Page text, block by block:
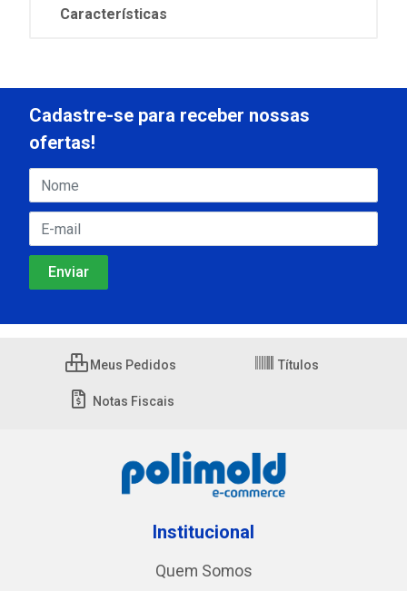
Características
Cadastre-se para receber nossas
ofertas!
Meus Pedidos Títulos
Notas Fiscais
Institucional
Quem Somos